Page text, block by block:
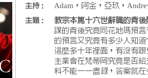
主持： Adam，阿金，亞玖，
主題：
教宗本篤十六世辭職的背後
謀的背後究竟同花地瑪預
的預言又究竟有多少人知
這麼多十年裡面，有沒有
主業會在梵蒂岡究竟是否
料不能一一盡錄，答案就在